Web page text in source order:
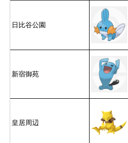
日比谷公園
新宿御苑
皇居周辺